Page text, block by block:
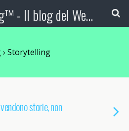
Booking Blog™ - Il blog del Web Marketing Turistico
› Storytelling
storie, non